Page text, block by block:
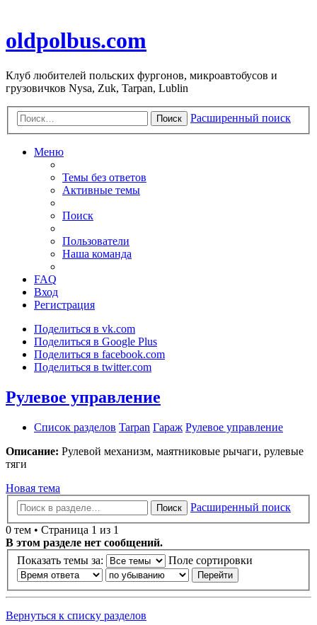
oldpolbus.com
Клуб любителей польских фургонов, микроавтобусов и
грузовичков Nysa, Zuk, Tarpan, Lublin
Поиск Расширенный поиск
Меню
Темы без ответов
Активные темы
Поиск
Пользователи
Наша команда
FAQ
Вход
Регистрация
Поделиться в vk.com
Поделиться в Google Plus
Поделиться в facebook.com
Поделиться в twitter.com
Рулевое управление
Список разделов Tarpan Гараж Рулевое управление
Описание: Рулевой механизм, маятниковые рычаги, рулевые
тяги
Новая тема
Поиск
Расширенный поиск
0 тем • Страница 1 из 1
В этом разделе нет сообщений.
Показать темы за:
Поле сортировки
Вернуться к списку разделов